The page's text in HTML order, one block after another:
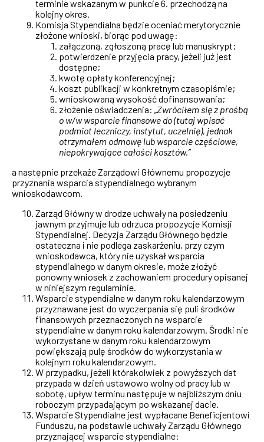
terminie wskazanym w punkcie 6. przechodzą na
kolejny okres.
Komisja Stypendialna będzie oceniać merytorycznie
złożone wnioski, biorąc pod uwagę:
załączoną, zgłoszoną pracę lub manuskrypt;
potwierdzenie przyjęcia pracy, jeżeli już jest
dostępne;
kwotę opłaty konferencyjnej;
koszt publikacji w konkretnym czasopiśmie;
wnioskowaną wysokość dofinansowania;
złożenie oświadczenia: „Zwróciłem się z prośbą
o w/w wsparcie finansowe do (tutaj wpisać
podmiot leczniczy, instytut, uczelnię), jednak
otrzymałem odmowę lub wsparcie częściowe,
niepokrywające całości kosztów.”
a następnie przekaże Zarządowi Głównemu propozycje
przyznania wsparcia stypendialnego wybranym
wnioskodawcom.
Zarząd Główny w drodze uchwały na posiedzeniu
jawnym przyjmuje lub odrzuca propozycje Komisji
Stypendialnej. Decyzja Zarządu Głównego będzie
ostateczna i nie podlega zaskarżeniu, przy czym
wnioskodawca, który nie uzyskał wsparcia
stypendialnego w danym okresie, może złożyć
ponowny wniosek z zachowaniem procedury opisanej
w niniejszym regulaminie.
Wsparcie stypendialne w danym roku kalendarzowym
przyznawane jest do wyczerpania się puli środków
finansowych przeznaczonych na wsparcie
stypendialne w danym roku kalendarzowym. Środki nie
wykorzystane w danym roku kalendarzowym
powiększają pulę środków do wykorzystania w
kolejnym roku kalendarzowym.
W przypadku, jeżeli którakolwiek z powyższych dat
przypada w dzień ustawowo wolny od pracy lub w
sobotę, upływ terminu następuje w najbliższym dniu
roboczym przypadającym po wskazanej dacie.
Wsparcie Stypendialne jest wypłacane Beneficjentowi
Funduszu, na podstawie uchwały Zarządu Głównego
przyznającej wsparcie stypendialne: